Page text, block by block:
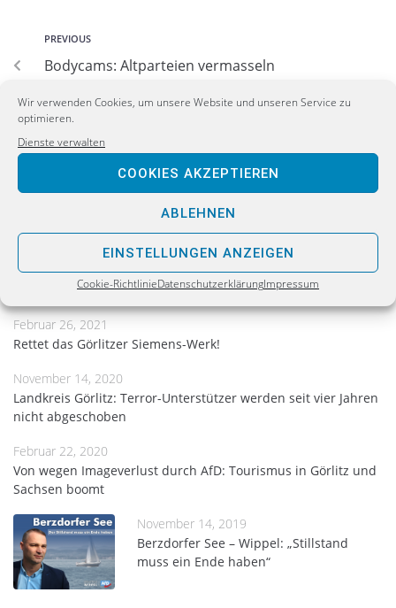
Wir verwenden Cookies, um unsere Website und unseren Service zu
optimieren.
Dienste verwalten
COOKIES AKZEPTIEREN
ABLEHNEN
EINSTELLUNGEN ANZEIGEN
Cookie-RichtlinieDatenschutzerklärungImpressum
PREVIOUS
Bodycams: Altparteien vermasseln
Ein Prozent-Löschung bei Facebook – Wippel:
„Meinungsfreiheit statt Zensur“
Related Posts
Februar 26, 2021
Rettet das Görlitzer Siemens-Werk!
November 14, 2020
Landkreis Görlitz: Terror-Unterstützer werden seit vier Jahren
nicht abgeschoben
Februar 22, 2020
Von wegen Imageverlust durch AfD: Tourismus in Görlitz und
Sachsen boomt
November 14, 2019
Berzdorfer See – Wippel: „Stillstand
muss ein Ende haben“